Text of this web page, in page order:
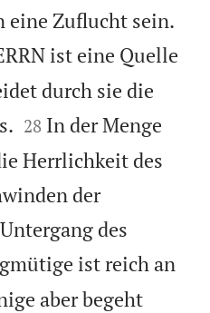
eine Zuflucht sein.
ist eine Quelle
durch sie die


28 In der Menge
Herrlichkeit des
der
des
ist reich an
aber begeht